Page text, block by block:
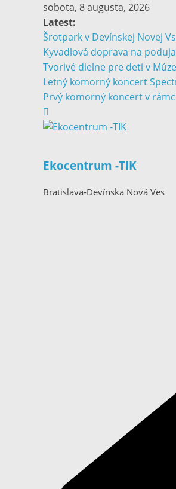
sobota, 8 augusta, 2026
Latest:
Šrotpark v Devínskej Novej
Kyvadlová doprava na
Tvorivé dielne pre deti v
Letný komorný koncert
Prvý komorný koncert v
Ekocentrum -TIK
Bratislava-Devínska Nová Ves